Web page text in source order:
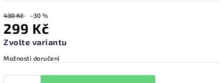
430 Kč –30 %
299 Kč
Zvolte variantu
Možnosti doručení